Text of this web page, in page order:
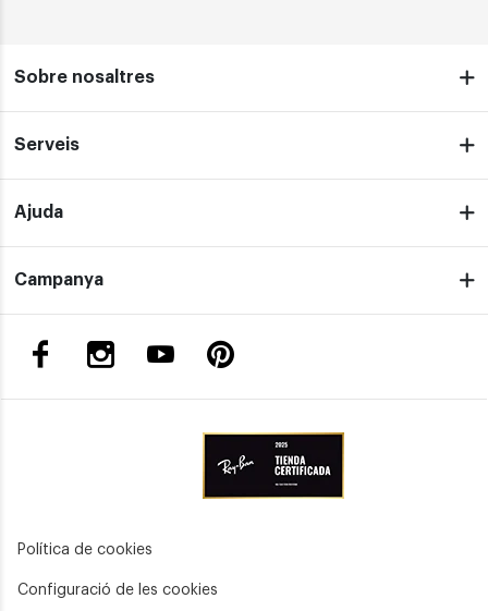
Sobre nosaltres
Serveis
Ajuda
Campanya
Política de cookies
Configuració de les cookies